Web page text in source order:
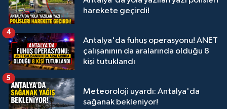
harekete geçirdi!
Antalya'da fuhuş operasyonu! ANET
çalışanının da aralarında olduğu 8
kişi tutuklandı
4
Meteoroloji uyardı: Antalya'da
sağanak bekleniyor!
5